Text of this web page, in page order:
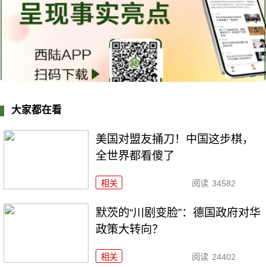
大家都在看
美国对盟友捅刀！中国这步棋，
全世界都看傻了
相关 阅读 34582
默茨的“川剧变脸”：德国政府对华
政策大转向？
相关 阅读 24402